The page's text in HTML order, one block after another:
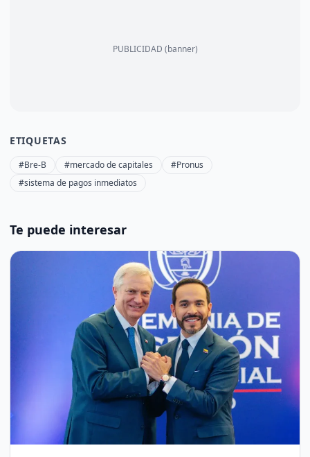
PUBLICIDAD (banner)
ETIQUETAS
#Bre-B #mercado de capitales
#Pronus
#sistema de pagos inmediatos
Te puede interesar